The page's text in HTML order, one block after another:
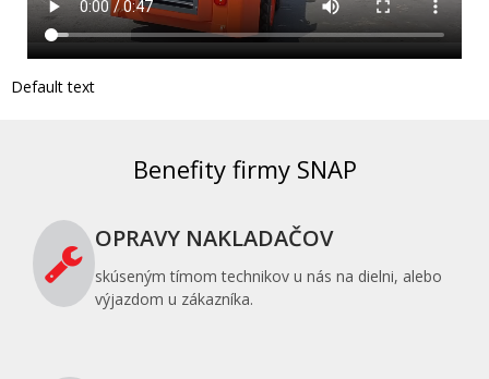
Default text
Benefity firmy SNAP
OPRAVY NAKLADAČOV
skúseným tímom technikov u nás na dielni, alebo
výjazdom u zákazníka.